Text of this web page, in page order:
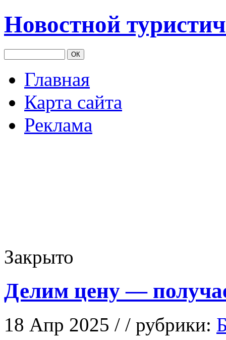
Новостной
Главная
Карта сайта
Реклама
Закрыто
Делим цену —
18 Апр 2025 / / рубрики: